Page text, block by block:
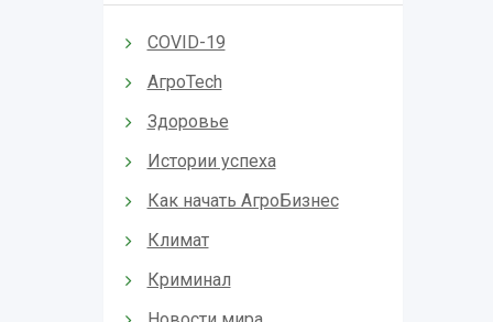
COVID-19
АгроTech
Здоровье
Истории успеха
Как начать АгроБизнес
Климат
Криминал